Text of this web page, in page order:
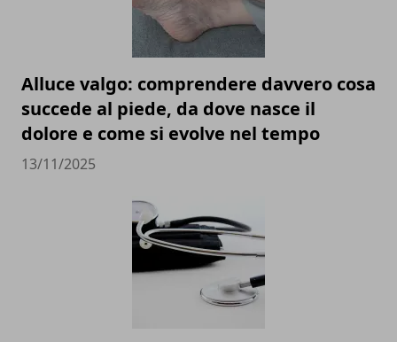
Alluce valgo: comprendere davvero cosa
succede al piede, da dove nasce il
dolore e come si evolve nel tempo
13/11/2025